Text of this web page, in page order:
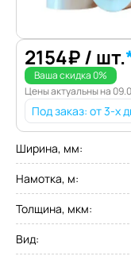
2154₽/ шт.
Ваша скидка0%
Цены актуальны на
Под заказ: от 3-х
Ширина, мм:
Намотка, м:
Толщина, мкм:
Вид: